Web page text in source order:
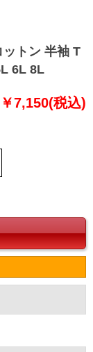
トン 半袖 T
6L 8L
￥7,150(税込)